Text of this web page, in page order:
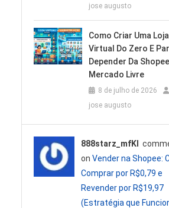
jose augusto
Como Criar Uma Loja
Virtual Do Zero E
Depender Da
Mercado Livre
8 de julho de 2026
jose augusto
888starz_mfKl
on Vender na Shopee:
Comprar por R$0,79 e
Revender por R$19,97
(Estratégia que